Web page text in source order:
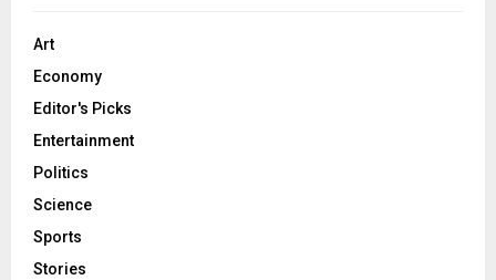
Art
Economy
Editor's Picks
Entertainment
Politics
Science
Sports
Stories